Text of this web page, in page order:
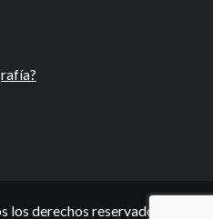
derechos reservados.